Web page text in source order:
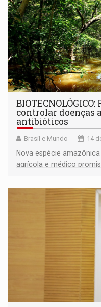
controlar doenças
antibióticos
Brasil e Mundo 14
Nova espécie
agrícola e médico